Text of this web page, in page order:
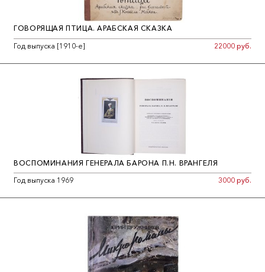
ГОВОРЯЩАЯ ПТИЦА. АРАБСКАЯ СКАЗКА
Год выпуска [1910-е]
22000 руб.
ВОСПОМИНАНИЯ ГЕНЕРАЛА БАРОНА П.Н. ВРАНГЕЛЯ
Год выпуска 1969
3000 руб.